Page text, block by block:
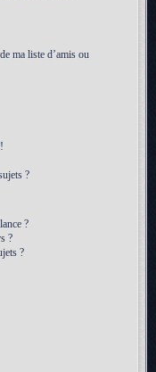
ma liste d’amis ou
?
?
?
?